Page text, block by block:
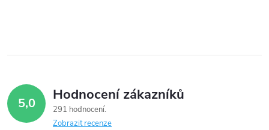
5,0 Hodnocení zákazníků
291 hodnocení
Zobrazit recenze